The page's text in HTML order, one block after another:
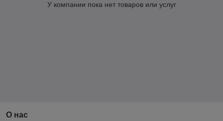
У компании пока нет товаров или услуг
О нас